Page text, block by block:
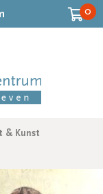
0
& Kunst